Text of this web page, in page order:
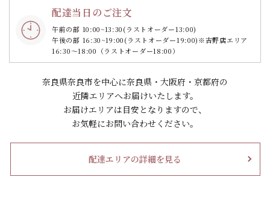
配達当日のご注文
午前の部 10:00~13:30(ラストオーダー13:00)
午後の部 16:30~19:00(ラストオーダー19:00)※吉野店エリア
16:30～18:00（ラストオーダー18:00）
奈良県奈良市を中心に奈良県・大阪府・京都府の
近隣エリアへお届けいたします。
お届けエリアは目安となりますので、
お気軽にお問い合わせください。
配達エリアの詳細を見る